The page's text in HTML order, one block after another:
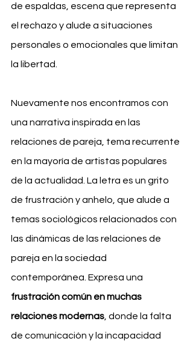
de espaldas, escena que representa
el rechazo y alude a situaciones
personales o emocionales que limitan
la libertad.
Nuevamente nos encontramos con
una narrativa inspirada en las
relaciones de pareja, tema recurrente
en la mayoría de artistas populares
de la actualidad. La letra es un grito
de frustración y anhelo, que alude a
temas sociológicos relacionados con
las dinámicas de las relaciones de
pareja en la sociedad
contemporánea. Expresa una
frustración común en muchas
relaciones modernas , donde la falta
de comunicación y la incapacidad